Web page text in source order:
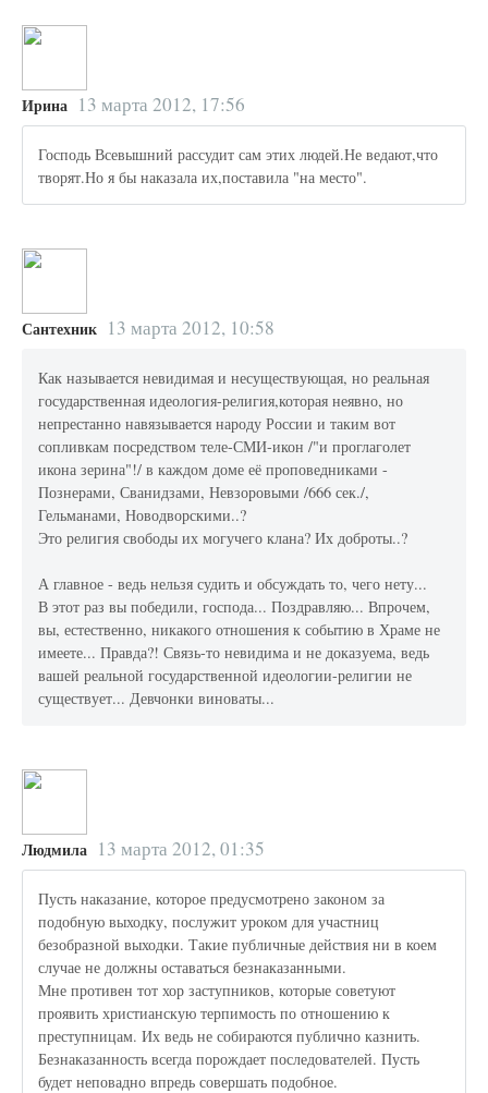
Ирина 13 марта 2012, 17:56
Господь Всевышний рассудит сам этих людей.Не ведают,что
творят.Но я бы наказала их,поставила "на место".
Сантехник 13 марта 2012, 10:58
Как называется невидимая и несуществующая, но реальная
государственная идеология-религия,которая неявно, но
непрестанно навязывается народу России и таким вот
сопливкам посредством теле-СМИ-икон /"и проглаголет
икона зерина"!/ в каждом доме её проповедниками -
Познерами, Сванидзами, Невзоровыми /666 сек./,
Гельманами, Новодворскими..?
Это религия свободы их могучего клана? Их доброты..?
А главное - ведь нельзя судить и обсуждать то, чего нету...
В этот раз вы победили, господа... Поздравляю... Впрочем,
вы, естественно, никакого отношения к событию в Храме не
имеете... Правда?! Связь-то невидима и не доказуема, ведь
вашей реальной государственной идеологии-религии не
существует... Девчонки виноваты...
Людмила 13 марта 2012, 01:35
Пусть наказание, которое предусмотрено законом за
подобную выходку, послужит уроком для участниц
безобразной выходки. Такие публичные действия ни в коем
случае не должны оставаться безнаказанными.
Мне противен тот хор заступников, которые советуют
проявить христианскую терпимость по отношению к
преступницам. Их ведь не собираются публично казнить.
Безнаказанность всегда порождает последователей. Пусть
будет неповадно впредь совершать подобное.